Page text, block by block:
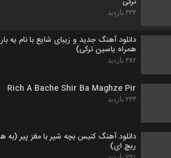
۳۳۴ بازدید
دانلود آهنگ جدید و زیبای شایع با نام یه
همراه یاسین ترکی)
۳۸۲ بازدید
Rich A Bache Shir Ba Maghze Pir
۲۳۳ بازدید
دانلود آهنگ کنیس بچه شیر با مغز پیر (به
ریچ ای)